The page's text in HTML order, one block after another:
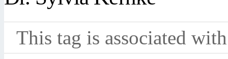
This tag is associated